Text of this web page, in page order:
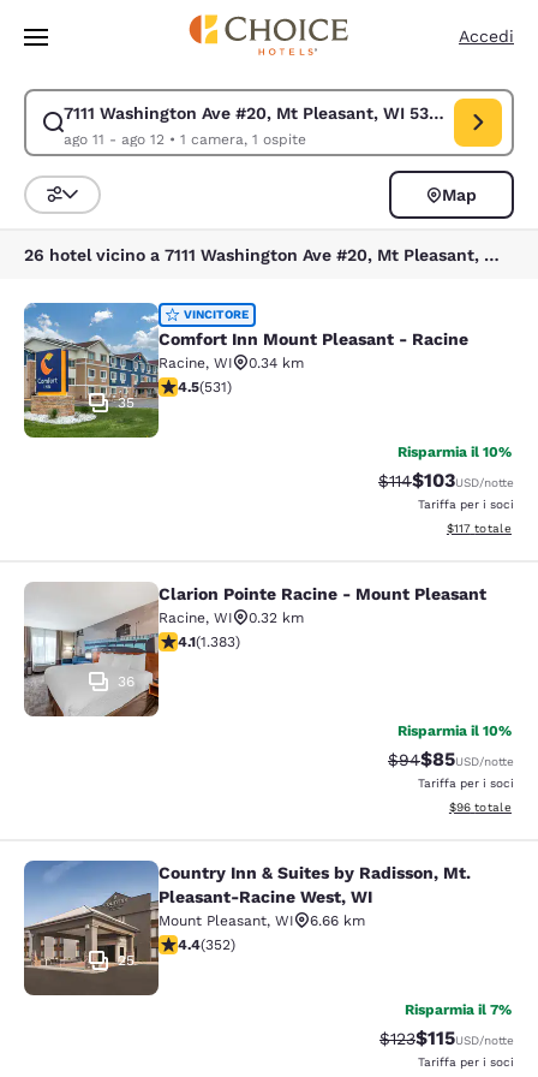
Vai A Contenuto Principale
Accedi
7111 Washington Ave #20, Mt Pleasant, WI 53406, USA
ago 11 - ago 12• 1 camera, 1 ospite
Modifica la ricerca per 7111 Washington Ave #20, Mt Pleasant, WI
Ordina e filtra
Map
26 hotel vicino a 7111 Washington Ave #20, Mt Pleasant, WI 53406, USA
Comfort Inn Mount Pleasant -
35
VINCITORE
Comfort Inn Mount Pleasant - Racine
Racine, WI
0.34 km
Valutazione di 4.54 stelle. Ottimo. 531 recensioni
4.5(531)
Risparmia il 10%
Tariffa di
$114Tariffa
$103USD/notte
Tariffa per i soci
Visualizza i
$117 totale
Clarion Pointe Racine - Mount
36
Clarion Pointe Racine - Mount Pleasant
Racine, WI
0.32 km
Valutazione di 4.1 stelle. Molto buono. 1383 recensioni
4.1(1.383)
Risparmia il 10%
Tariffa di
$94Tariffa
$85USD/notte
Tariffa per i soci
Visualizza i
$96 totale
Country Inn & Suites by Radisson,
25
Country Inn & Suites by Radisson, Mt.
Pleasant-Racine West, WI
Mount Pleasant, WI
6.66 km
Valutazione di 4.37 stelle. Ottimo. 352 recensioni
4.4(352)
Risparmia il 7%
Tariffa di
$123Tariffa
$115USD/notte
Tariffa per i soci